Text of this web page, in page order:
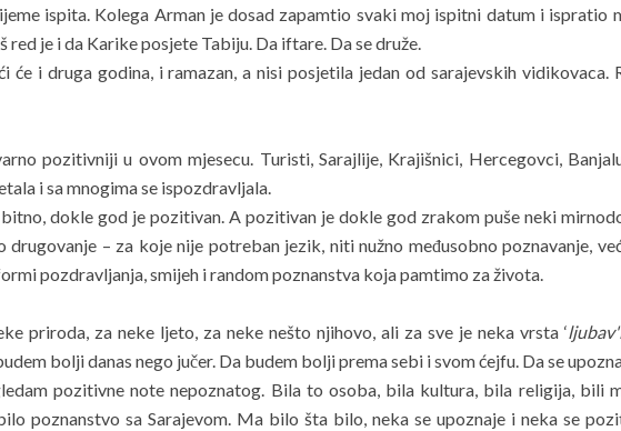
ispita. Kolega Arman je dosad zapamtio svaki moj ispitni datum i ispratio
red je i da Karike posjete Tabiju. Da iftare. Da se druže.
će i druga godina, i ramazan, a nisi posjetila jedan od sarajevskih vidikovaca.
pozitivniji u ovom mjesecu. Turisti, Sarajlije, Krajišnici, Hercegovci,
i sa mnogima se ispozdravljala.
dokle god je pozitivan. A pozitivan je dokle god zrakom puše neki
drugovanje – za koje nije potreban jezik, niti nužno međusobno poznavanje,
pozdravljanja, smijeh i random poznanstva koja pamtimo za života.
priroda, za neke ljeto, za neke nešto njihovo, ali za sve je neka vrsta ‘
bolji danas nego jučer. Da budem bolji prema sebi i svom ćejfu. Da se
pozitivne note nepoznatog. Bila to osoba, bila kultura, bila religija, bili
poznanstvo sa Sarajevom. Ma bilo šta bilo, neka se upoznaje i neka se